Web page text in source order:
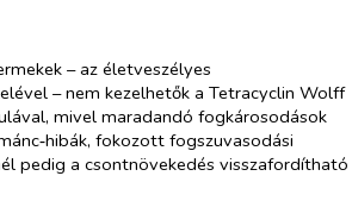
– az életveszélyes
– nem kezelhetők a Tetracyclin Wolff
mivel maradandó fogkárosodások
fokozott fogszuvasodási
pedig a csontnövekedés visszafordítható